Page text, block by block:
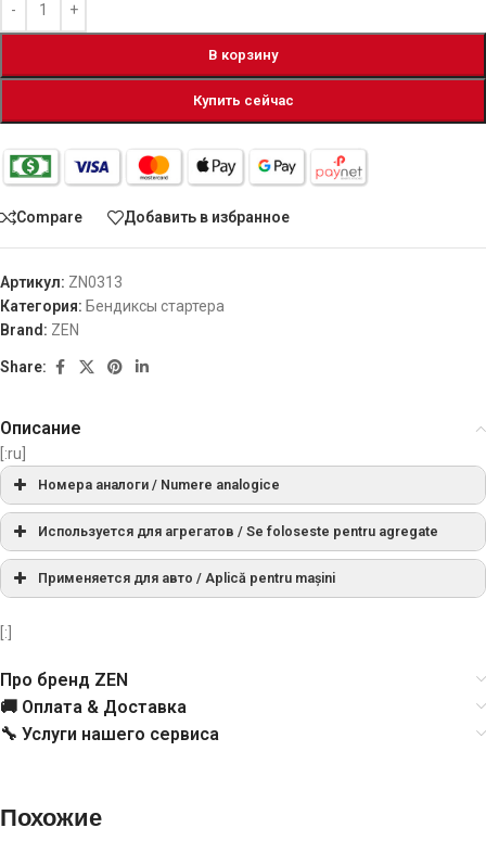
В корзину
Купить сейчас
Compare Добавить в избранное
Артикул: ZN0313
Категория: Бендиксы стартера
Brand: ZEN
Share:
Описание
[:ru]
Номера аналоги / Numere analogice
2006209407 BOSCH
2006209437 BOSCH
131711
CQ2010368
Используется для агрегатов / Se foloseste pentru agregate
СПРАВОЧНЫЙ НОМЕР PRODUCER
0001358201
0001358202
Применяется для авто / Aplică pentru mașini
[:]
Про бренд ZEN
🚚 Оплата & Доставка
🔧 Услуги нашего сервиса
Похожие